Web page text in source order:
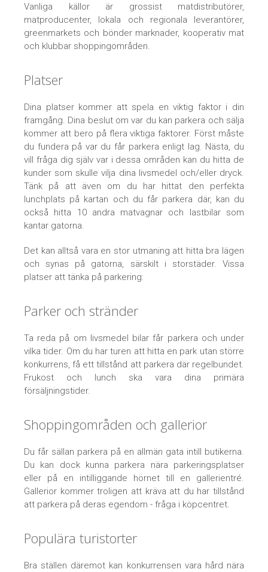
Vanliga källor är grossist matdistributörer,
matproducenter, lokala och regionala leverantörer,
greenmarkets och bönder marknader, kooperativ mat
och klubbar shoppingområden.
Platser
Dina platser kommer att spela en viktig faktor i din
framgång. Dina beslut om var du kan parkera och sälja
kommer att bero på flera viktiga faktorer. Först måste
du fundera på var du får parkera enligt lag. Nästa, du
vill fråga dig själv var i dessa områden kan du hitta de
kunder som skulle vilja dina livsmedel och/eller dryck.
Tänk på att även om du har hittat den perfekta
lunchplats på kartan och du får parkera där, kan du
också hitta 10 andra matvagnar och lastbilar som
kantar gatorna.
Det kan alltså vara en stor utmaning att hitta bra lägen
och synas på gatorna, särskilt i storstäder. Vissa
platser att tänka på parkering:
Parker och stränder
Ta reda på om livsmedel bilar får parkera och under
vilka tider. Om du har turen att hitta en park utan större
konkurrens, få ett tillstånd att parkera där regelbundet.
Frukost och lunch ska vara dina primära
försäljningstider.
Shoppingområden och gallerior
Du får sällan parkera på en allmän gata intill butikerna.
Du kan dock kunna parkera nära parkeringsplatser
eller på en intilliggande hörnet till en gallerientré.
Gallerior kommer troligen att kräva att du har tillstånd
att parkera på deras egendom - fråga i köpcentret.
Populära turistorter
Bra ställen däremot kan konkurrensen vara hård nära